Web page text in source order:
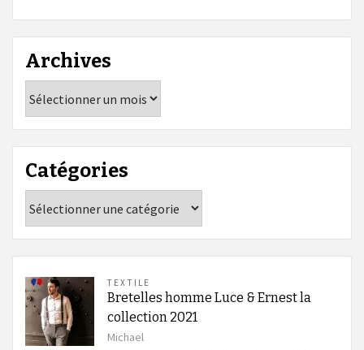
Archives
Catégories
TEXTILE
Bretelles homme Luce & Ernest la
collection 2021
Michael